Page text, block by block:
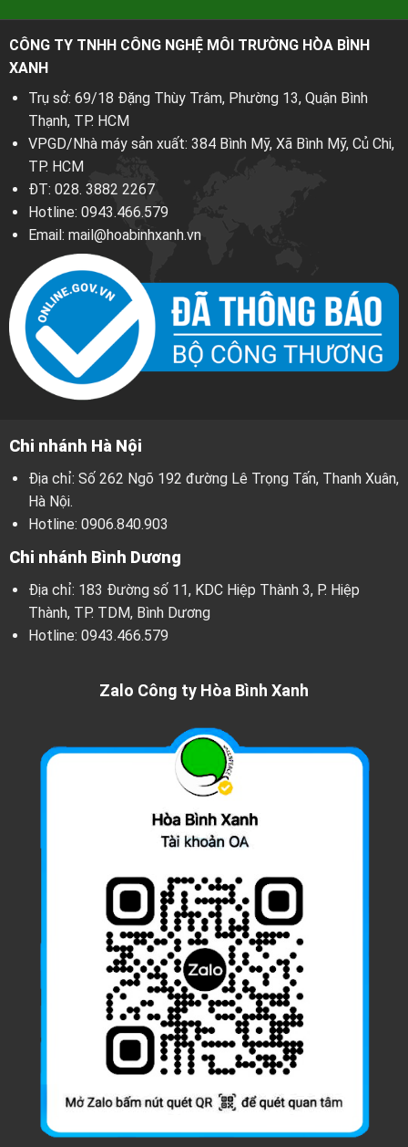
CÔNG TY TNHH CÔNG NGHỆ MÔI TRƯỜNG HÒA BÌNH
XANH
Trụ sở: 69/18 Đặng Thùy Trâm, Phường 13, Quận Bình
Thạnh, TP. HCM
VPGD/Nhà máy sản xuất: 384 Bình Mỹ, Xã Bình Mỹ, Củ Chi,
TP. HCM
ĐT: 028. 3882 2267
Hotline: 0943.466.579
Email: mail@hoabinhxanh.vn
Chi nhánh Hà Nội
Địa chỉ: Số 262 Ngõ 192 đường Lê Trọng Tấn, Thanh Xuân,
Hà Nội.
Hotline: 0906.840.903
Chi nhánh Bình Dương
Địa chỉ: 183 Đường số 11, KDC Hiệp Thành 3, P. Hiệp
Thành, TP. TDM, Bình Dương
Hotline: 0943.466.579
Zalo Công ty Hòa Bình Xanh